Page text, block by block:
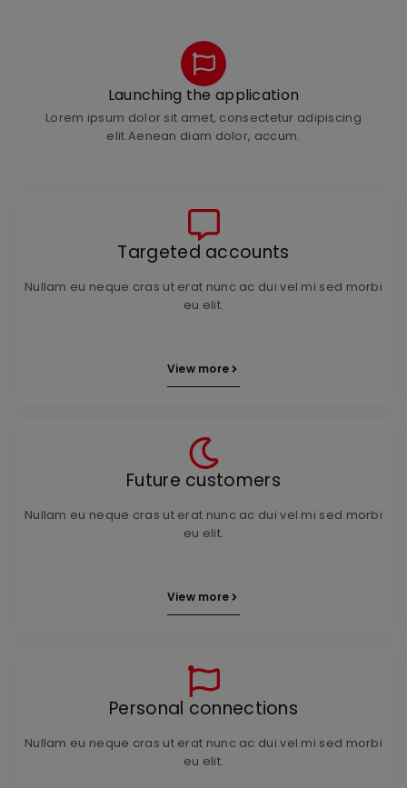
Launching the application
Lorem ipsum dolor sit amet, consectetur adipiscing
elit.Aenean diam dolor, accum.
Targeted accounts
Nullam eu neque cras ut erat nunc ac dui vel mi sed morbi
eu elit.
View more
Future customers
Nullam eu neque cras ut erat nunc ac dui vel mi sed morbi
eu elit.
View more
Personal connections
Nullam eu neque cras ut erat nunc ac dui vel mi sed morbi
eu elit.